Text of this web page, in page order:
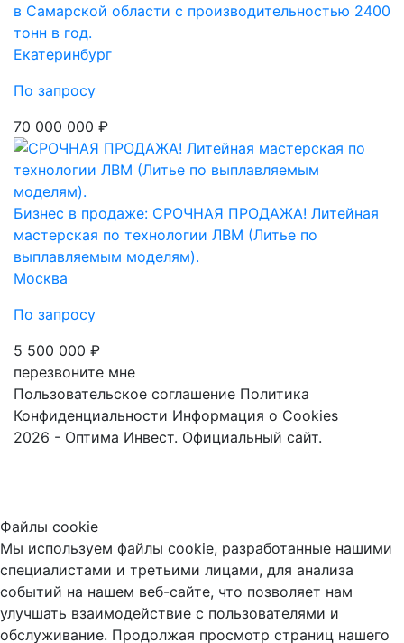
в Самарской области с производительностью 2400
тонн в год.
Екатеринбург
По запросу
70 000 000 ₽
Бизнес в продаже: СРОЧНАЯ ПРОДАЖА! Литейнaя
мастерскaя по тeхнологии ЛBM (Литье по
выплавляемым мoдeлям).
Москва
По запросу
5 500 000 ₽
перезвоните мне
Пользовательское соглашение Политика
Конфиденциальности Информация о Cookies
2026 - Оптима Инвест. Официальный сайт.
Файлы cookie
Мы используем файлы cookie, разработанные нашими
специалистами и третьими лицами, для анализа
событий на нашем веб-сайте, что позволяет нам
улучшать взаимодействие с пользователями и
обслуживание. Продолжая просмотр страниц нашего